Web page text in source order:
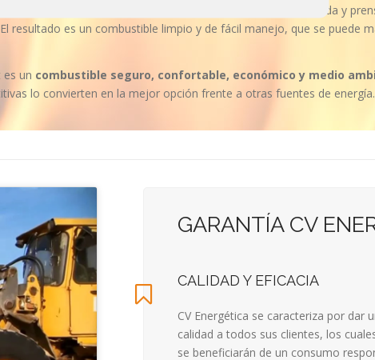
. Durante el proceso de fabricación la madera es triturada, secada y
resultado es un combustible limpio y de fácil manejo, que se puede
es un combustible seguro, confortable, económico y medio
lo convierten en la mejor opción frente a otras fuentes de energía.
GARANTÍA CV
CALIDAD Y EFICACIA
CV Energética se caracteriza por dar
calidad a todos sus clientes, los
se beneficiarán de un consumo